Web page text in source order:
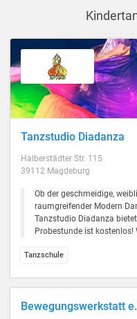
Tanzstudio Diadanza
Halberstädter Str. 115
39112 Magdeburg
Ob der geschmeidige,
raumgreifender Modern
Tanzstudio Diadanza
Probestunde ist kostenlos!
Tanzschule
Bewegungswerkstatt